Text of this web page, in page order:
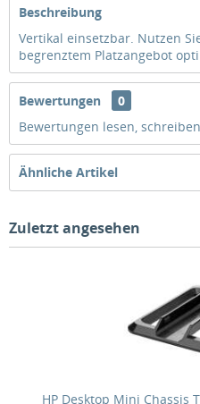
Beschreibung
Vertikal einsetzbar. Nutzen
begrenztem Platzangebot
Bewertungen
0
Bewertungen lesen,
Ähnliche Artikel
Zuletzt angesehen
HP Desktop Mini Chassis